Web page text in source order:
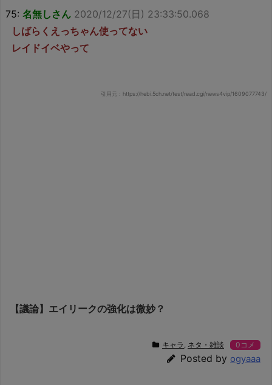
75: 名無しさん 2020/12/27(日) 23:33:50.068
しばらくえっちゃん使ってない
レイドイベやって
引用元：https://hebi.5ch.net/test/read.cgi/news4vip/1609077743/
【議論】エイリークの強化は微妙？
キャラ , ネタ・雑談 0コメ
Posted by ogyaaa